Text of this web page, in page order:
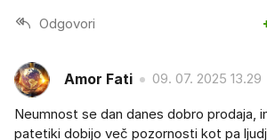
Odgovori
Amor Fati 09. 07. 2025 13.29
Neumnost se dan danes dobro prodaja,
patetiki dobijo več pozornosti kot pa